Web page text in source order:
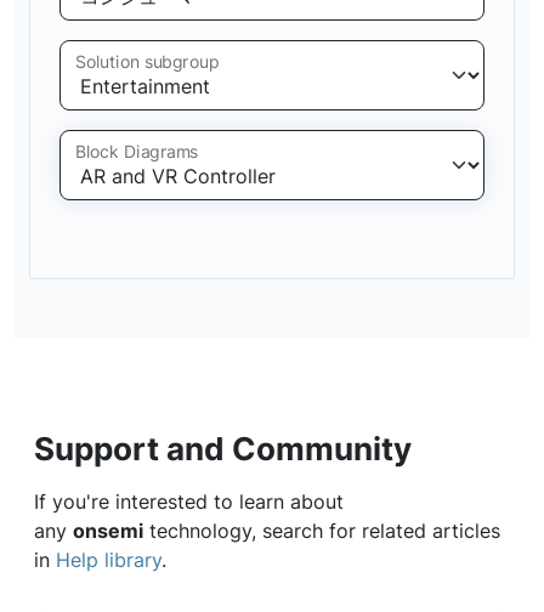
Solution subgroup
Block Diagrams
Support and Community
If you're interested to learn about
any onsemi technology, search for related articles
in Help library.